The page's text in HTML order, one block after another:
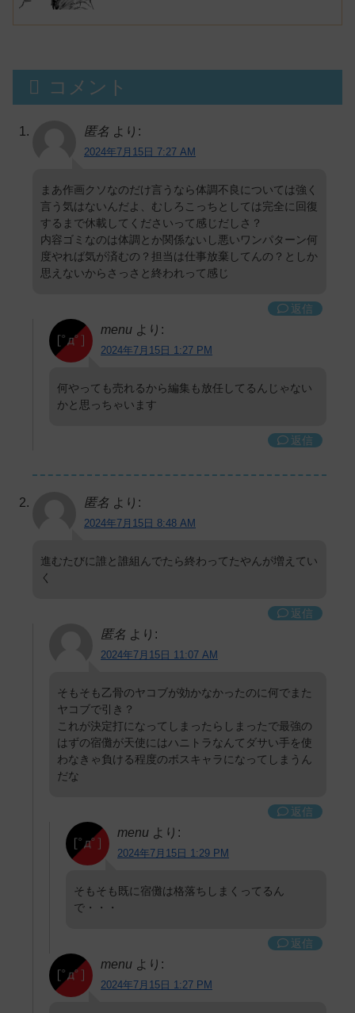
想】
コメント
匿名 より:
2024年7月15日 7:27 AM
まあ作画クソなのだけ言うなら体調不良については強く
言う気はないんだよ、むしろこっちとしては完全に回復
するまで休載してくださいって感じだしさ？
内容ゴミなのは体調とか関係ないし悪いワンパターン何
度やれば気が済むの？担当は仕事放棄してんの？としか
思えないからさっさと終われって感じ
返信
menu より:
2024年7月15日 1:27 PM
何やっても売れるから編集も放任してるんじゃない
かと思っちゃいます
返信
匿名 より:
2024年7月15日 8:48 AM
進むたびに誰と誰組んでたら終わってたやんが増えてい
く
返信
匿名 より:
2024年7月15日 11:07 AM
そもそも乙骨のヤコブが効かなかったのに何でまた
ヤコブで引き？
これが決定打になってしまったらしまったで最強の
はずの宿儺が天使にはハニトラなんてダサい手を使
わなきゃ負ける程度のボスキャラになってしまうん
だな
返信
menu より:
2024年7月15日 1:29 PM
そもそも既に宿儺は格落ちしまくってるん
で・・・
返信
menu より:
2024年7月15日 1:27 PM